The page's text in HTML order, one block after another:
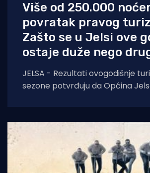
Više od 250.000
povratak pravog
Zašto se u Jelsi ove
ostaje duže nego
JELSA - Rezultati ovogodišnje
sezone potvrđuju da Općina